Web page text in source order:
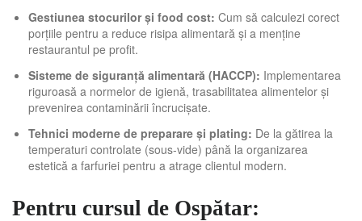
Gestiunea stocurilor și food cost: Cum să calculezi corect
porțiile pentru a reduce risipa alimentară și a menține
restaurantul pe profit.
Sisteme de siguranță alimentară (HACCP): Implementarea
riguroasă a normelor de igienă, trasabilitatea alimentelor și
prevenirea contaminării încrucișate.
Tehnici moderne de preparare și plating: De la gătirea la
temperaturi controlate (sous-vide) până la organizarea
estetică a farfuriei pentru a atrage clientul modern.
Pentru cursul de Ospătar: